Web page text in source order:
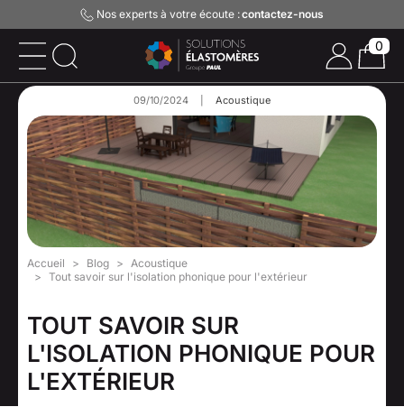
Nos experts à votre écoute :contactez-nous
09/10/2024 Acoustique
Accueil Blog
Acoustique
Tout savoir sur l'isolation phonique pour l'extérieur
TOUT SAVOIR SUR
L'ISOLATION PHONIQUE POUR
L'EXTÉRIEUR
0